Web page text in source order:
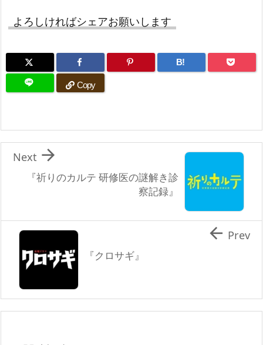
よろしければシェアお願いします
B!
Copy
『祈りのカルテ 研修医の謎解き診
察記録』

Next
『クロサギ』
 Prev